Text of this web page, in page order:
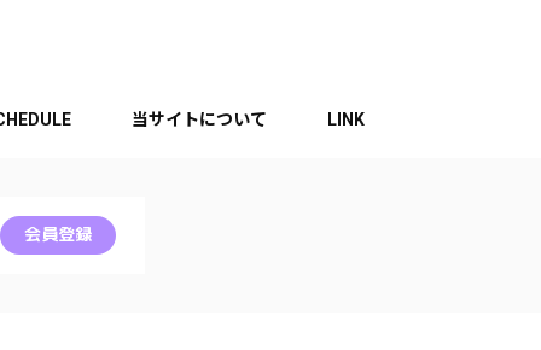
当サイトについて LINK
会員登録